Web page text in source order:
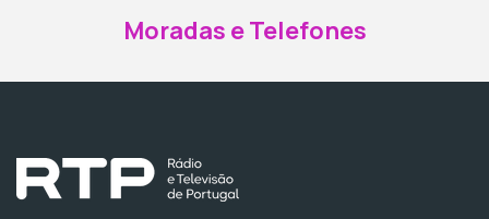
Moradas e Telefones